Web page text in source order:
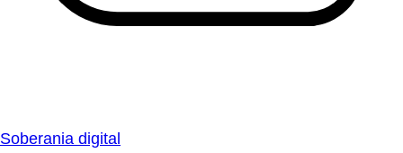
Soberania digital